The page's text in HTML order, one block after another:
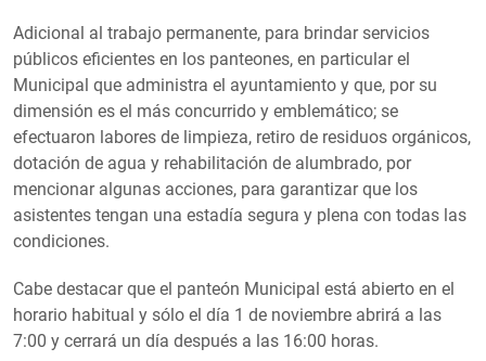
Adicional al trabajo permanente, para brindar servicios
públicos eficientes en los panteones, en particular el
Municipal que administra el ayuntamiento y que, por su
dimensión es el más concurrido y emblemático; se
efectuaron labores de limpieza, retiro de residuos orgánicos,
dotación de agua y rehabilitación de alumbrado, por
mencionar algunas acciones, para garantizar que los
asistentes tengan una estadía segura y plena con todas las
condiciones.
Cabe destacar que el panteón Municipal está abierto en el
horario habitual y sólo el día 1 de noviembre abrirá a las
7:00 y cerrará un día después a las 16:00 horas.